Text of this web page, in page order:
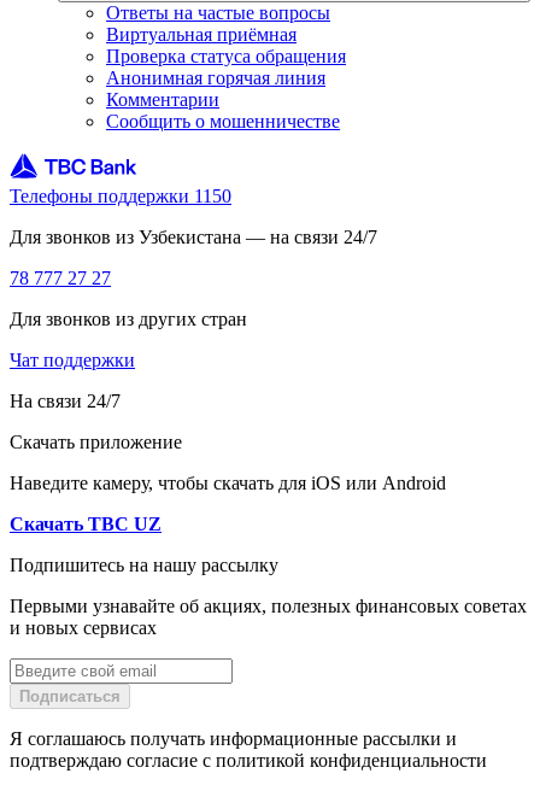
Ответы на частые вопросы
Виртуальная приёмная
Проверка статуса обращения
Анонимная горячая линия
Комментарии
Сообщить о мошенничестве
Телефоны поддержки 1150
Для звонков из Узбекистана — на связи 24/7
78 777 27 27
Для звонков из других стран
Чат поддержки
На связи 24/7
Скачать приложение
Наведите камеру, чтобы скачать для iOS или Android
Скачать TBC UZ
Подпишитесь на нашу рассылку
Первыми узнавайте об акциях, полезных финансовых советах
и новых сервисах
Подписаться
Я соглашаюсь получать информационные рассылки и
подтверждаю согласие с политикой конфиденциальности